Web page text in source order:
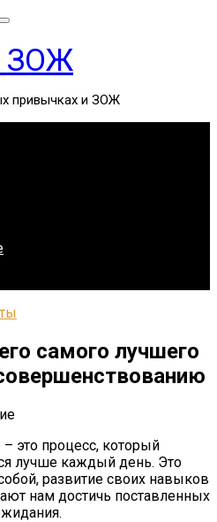
ЗОЖ
привычках и ЗОЖ
самого лучшего
это процесс, который
лучше каждый день. Это
развитие своих навыков
нам достичь поставленных